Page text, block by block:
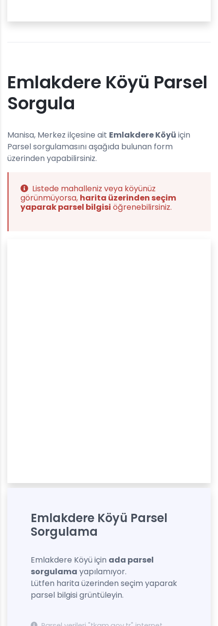
Emlakdere Köyü Parsel
Sorgula
Manisa, Merkez ilçesine ait Emlakdere Köyü için
Parsel sorgulamasını aşağıda bulunan form
üzerinden yapabilirsiniz.
Listede mahalleniz veya köyünüz
görünmüyorsa, harita üzerinden seçim
yaparak parsel bilgisi öğrenebilirsiniz.
Emlakdere Köyü Parsel
Sorgulama
Emlakdere Köyü için ada parsel
sorgulama yapılamıyor.
Lütfen harita üzerinden seçim yaparak
parsel bilgisi grüntüleyin.